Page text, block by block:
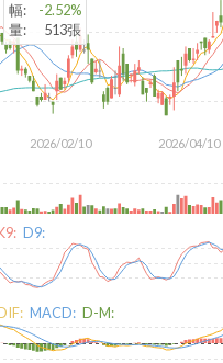
0
0
2026/02/10 2026/04/10
幅:
-2.52%
量: 513張
D9:
MACD: D-M: